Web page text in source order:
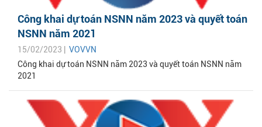
Công khai dự toán NSNN năm 2023 và quyết toán
NSNN năm 2021
15/02/2023 | VOVVN
Công khai dự toán NSNN năm 2023 và quyết toán NSNN năm
2021